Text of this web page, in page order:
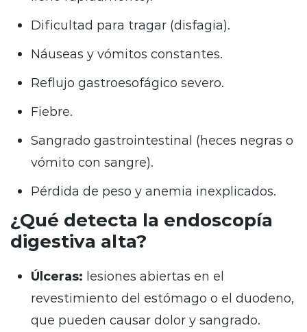
Dificultad para tragar (disfagia).
Náuseas y vómitos constantes.
Reflujo gastroesofágico severo.
Fiebre.
Sangrado gastrointestinal (heces negras o
vómito con sangre).
Pérdida de peso y anemia inexplicados.
¿Qué detecta la endoscopía
digestiva alta?
Úlceras: lesiones abiertas en el
revestimiento del estómago o el duodeno,
que pueden causar dolor y sangrado.